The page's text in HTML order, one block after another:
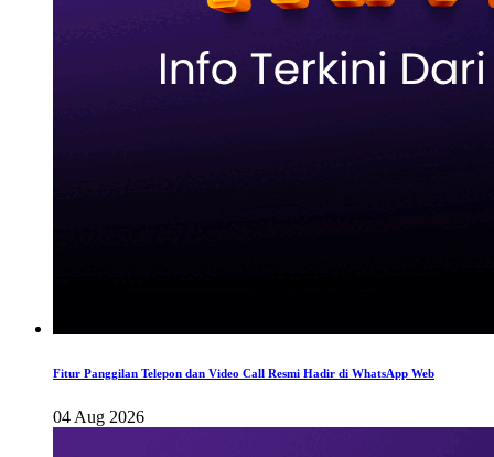
Fitur Panggilan Telepon dan Video Call Resmi Hadir di WhatsApp Web
04 Aug 2026